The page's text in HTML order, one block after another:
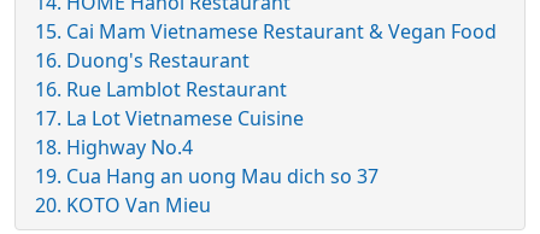
15. Cai Mam Vietnamese Restaurant & Vegan Food
16. Duong's Restaurant
16. Rue Lamblot Restaurant
17. La Lot Vietnamese Cuisine
18. Highway No.4
19. Cua Hang an uong Mau dich so 37
20. KOTO Van Mieu